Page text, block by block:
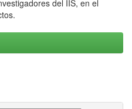
del IIS, en el